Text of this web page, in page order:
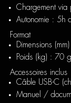
Chargement via
Autonomie : 5h
Format
Dimensions
Poids (kg) : 70 g
Accessoires inclus
Câble USB-C
Manuel /